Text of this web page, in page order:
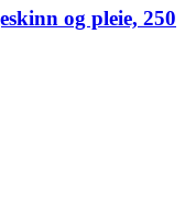
og pleie, 250